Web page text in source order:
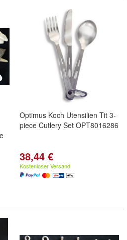
Optimus Koch Utensilien Tit 3-
piece Cutlery Set OPT8016286
38,44 €
Kostenloser Versand